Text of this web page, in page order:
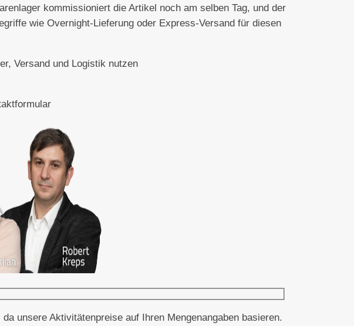
kommissioniert die Artikel noch am selben Tag, und der
wie Overnight-Lieferung oder Express-Versand für diesen
Versand und Logistik nutzen
unsere Aktivitätenpreise auf Ihren Mengenangaben basieren.